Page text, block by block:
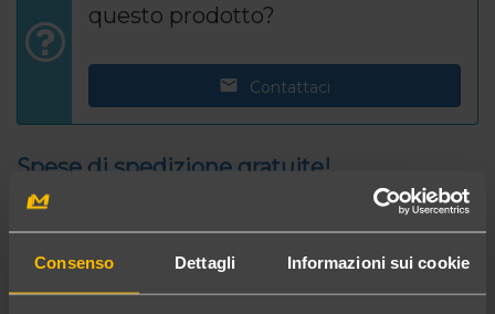
Consenso Dettagli Informazioni sui cookie
questo prodotto?
Contattaci
Spese di spedizione gratuite!
Spendendo solo 99,00 euro
la consegna è gratis!
In tutta Italia tramite corriere espresso